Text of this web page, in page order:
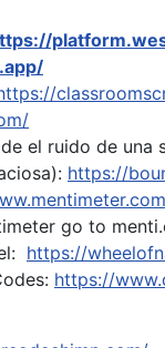
el ruido de una
https://
go to
https://
https://